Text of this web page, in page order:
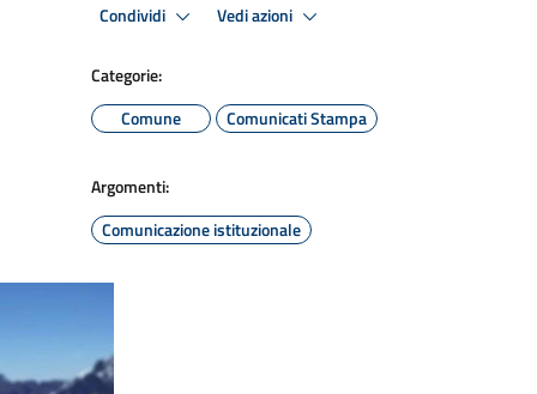
Condividi Vedi azioni
Categorie:
Comune
Comunicati Stampa
Argomenti:
Comunicazione istituzionale